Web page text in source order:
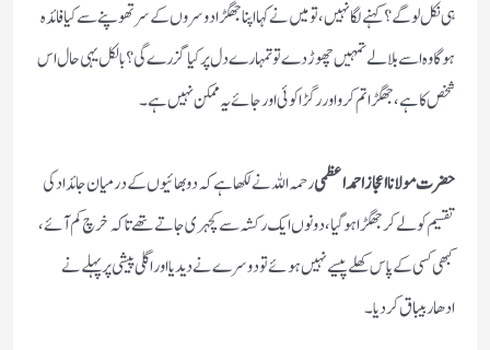
ہی نکل لوگے؟ کہنے لگا نہیں، تو میں نے کہا اپنا جھگڑا دوسروں کے سر تھوپنے سے کیا فائدہ
ہوگا وہ اسے بلالے تمہیں چھوڑ دے تو تمہارے دل پر کیا گزرے گی؟ بالکل یہی حال اس
شخص کاہے، جھگڑا تم کرو اور رگڑا کوئی اور جائے یہ ممکن نہیں ہے۔
حضرت مولانا اعجاز احمد اعظمیرحمہ اللہ نے لکھا ہے کہ دو بھائیوں کے درمیان جائداد کی
تقسیم کولے کر جھگڑا ہوگیا، دونوں ایک رکشہ سے کچہری جاتے تھے تاکہ خرچ کم آئے،
کبھی کسی کے پاس کھلے پیسے نہیں ہوئے تو دوسرے نے دیدیا اور اگلی پیشی پر پہلے نے
ادھار بیباق کردیا۔